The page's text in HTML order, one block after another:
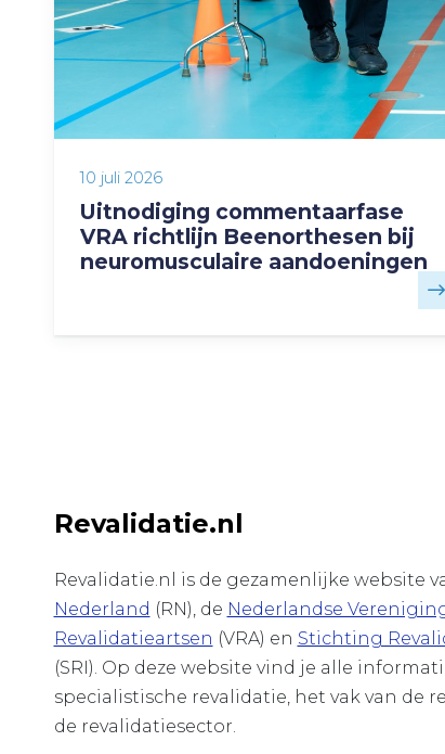
10 juli 2026
Uitnodiging commentaarfase
VRA richtlijn Beenorthesen bij
neuromusculaire aandoeningen
Revalidatie.nl
Revalidatie.nl is de gezamenlijke website
Nederland (RN), de Nederlandse
Revalidatieartsen (VRA) en Stichting
(SRI). Op deze website vind je alle
specialistische revalidatie, het vak van de
de revalidatiesector.